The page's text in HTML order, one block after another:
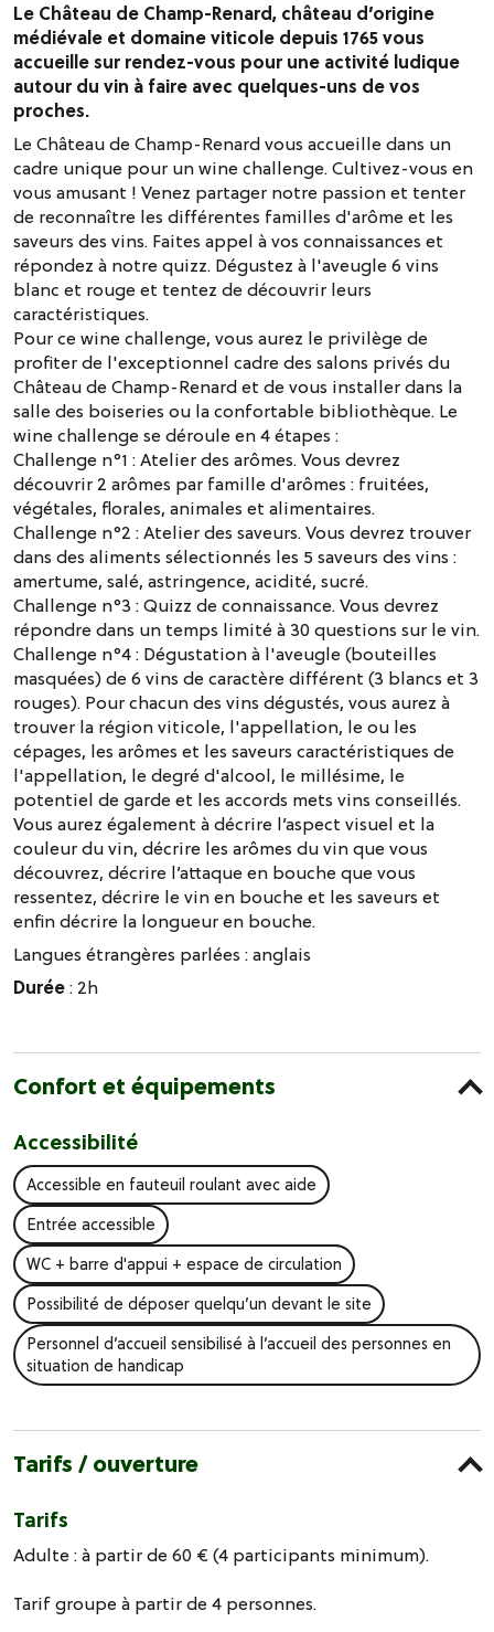
Le Château de Champ-Renard, château d’origine
médiévale et domaine viticole depuis 1765 vous
accueille sur rendez-vous pour une activité ludique
autour du vin à faire avec quelques-uns de vos
proches.
Le Château de Champ-Renard vous accueille dans un
cadre unique pour un wine challenge. Cultivez-vous en
vous amusant ! Venez partager notre passion et tenter
de reconnaître les différentes familles d'arôme et les
saveurs des vins. Faites appel à vos connaissances et
répondez à notre quizz. Dégustez à l'aveugle 6 vins
blanc et rouge et tentez de découvrir leurs
caractéristiques.
Pour ce wine challenge, vous aurez le privilège de
profiter de l'exceptionnel cadre des salons privés du
Château de Champ-Renard et de vous installer dans la
salle des boiseries ou la confortable bibliothèque. Le
wine challenge se déroule en 4 étapes :
Challenge n°1 : Atelier des arômes. Vous devrez
découvrir 2 arômes par famille d'arômes : fruitées,
végétales, florales, animales et alimentaires.
Challenge n°2 : Atelier des saveurs. Vous devrez trouver
dans des aliments sélectionnés les 5 saveurs des vins :
amertume, salé, astringence, acidité, sucré.
Challenge n°3 : Quizz de connaissance. Vous devrez
répondre dans un temps limité à 30 questions sur le vin.
Challenge n°4 : Dégustation à l'aveugle (bouteilles
masquées) de 6 vins de caractère différent (3 blancs et 3
rouges). Pour chacun des vins dégustés, vous aurez à
trouver la région viticole, l'appellation, le ou les
cépages, les arômes et les saveurs caractéristiques de
l'appellation, le degré d'alcool, le millésime, le
potentiel de garde et les accords mets vins conseillés.
Vous aurez également à décrire l’aspect visuel et la
couleur du vin, décrire les arômes du vin que vous
découvrez, décrire l’attaque en bouche que vous
ressentez, décrire le vin en bouche et les saveurs et
enfin décrire la longueur en bouche.
Langues étrangères parlées :anglais
Durée: 2h
Confort et équipements
Accessibilité
Accessible en fauteuil roulant avec aide
Entrée accessible
WC + barre d'appui + espace de circulation
Possibilité de déposer quelqu’un devant le site
Personnel d’accueil sensibilisé à l’accueil des personnes en
situation de handicap
Tarifs / ouverture
Tarifs
Adulte : à partir de 60 € (4 participants minimum).
Tarif groupe à partir de 4 personnes.